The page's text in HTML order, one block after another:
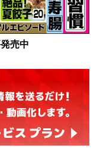
売中